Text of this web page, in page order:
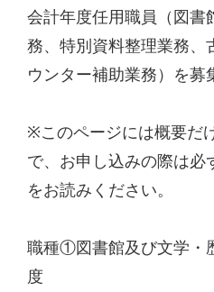
会計年度任用職員（図書
務、特別資料整理業務、
ウンター補助業務）を募
※このページには概要だ
で、お申し込みの際は必
をお読みください。
職種①図書館及び文学
度